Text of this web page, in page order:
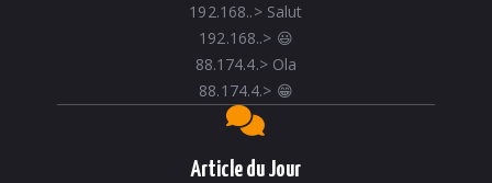
192.168..> Salut
192.168..> 😃
88.174.4.> Ola
88.174.4.> 😁
Article du Jour